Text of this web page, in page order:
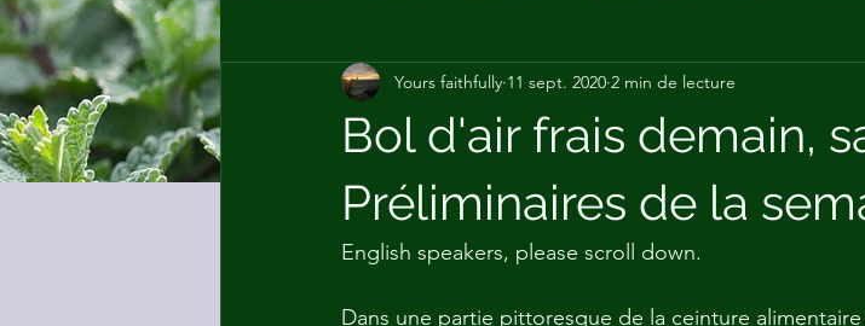
Plantes comestibles et medicinales addiction
Bol d'air frais demain,
Préliminaires de la
Yours faithfully 11 sept. 2020 2 min de lecture
English speakers, please scroll down.
Dans une partie pittoresque de la ceinture